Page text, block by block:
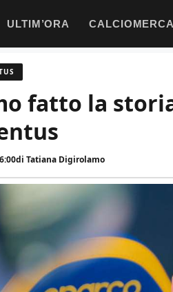
ULTIM’ORA
fatto la
di Tatiana Digirolamo